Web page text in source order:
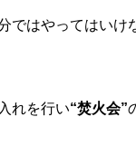
ではやってはいけ
れを行い“焚火会”